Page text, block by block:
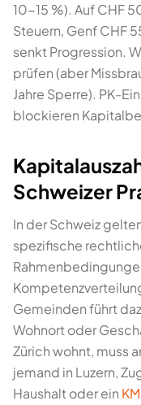
10-15 %). Auf CHF
Steuern, Genf CHF
senkt Progression.
prüfen (aber
Jahre Sperre). PK-
blockieren
Schweizer
In der Schweiz
spezifische
Gemeinden führt
Wohnort oder
Zürich wohnt, muss
jemand in Luzern,
Haushalt oder ein